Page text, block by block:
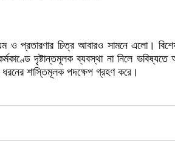
ও প্রতারণার চিত্র আবারও সামনে এলো।
দৃষ্টান্তমূলক ব্যবস্থা না নিলে
ধরনের শাস্তিমূলক পদক্ষেপ গ্রহণ করে।